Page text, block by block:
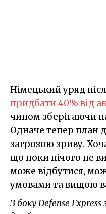
Німецький уряд
придбати 40% від
чином зберігаючи
Одначе тепер план
загрозою зриву.
що поки нічого не
може відбутися,
умовами та вищою
З боку Defense